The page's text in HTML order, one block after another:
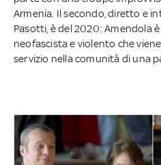
Armenia. Il secondo, diretto e
Pasotti, è del 2020: Amendola
neofascista e violento che
servizio nella comunità di una